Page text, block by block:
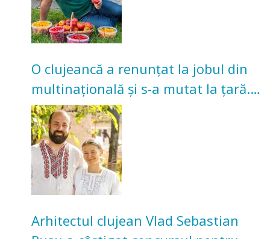
O clujeancă a renunțat la jobul din
multinațională și s-a mutat la țară.
Acum cultivă legume în grădina
bunicilor
Arhitectul clujean Vlad Sebastian